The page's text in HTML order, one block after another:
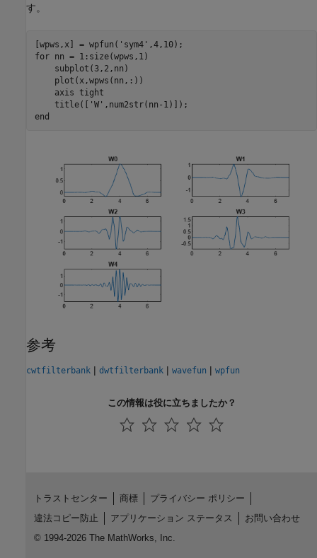
す。
[wpws,x] = wpfun( 'sym4'
for nn = 1:size(wpws,1)
    subplot(3,2,nn)
    plot(x,wpws(nn,:))
    axis
tight
    title([
'W'
end
参考
cwtfilterbank | dwtfilterbank | wavefun | wpfun
この情報は役に立ちましたか？
トラストセンター 商標
プライバシー ポリシー
違法コピー防止
アプリケーション ステータス
お問い合わせ
© 1994-2026 The MathWorks, Inc.